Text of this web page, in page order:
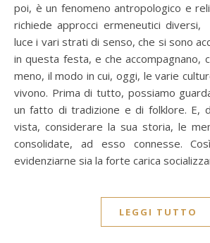
poi, è un fenomeno antropologico e
richiede approcci ermeneutici
luce i vari strati di senso, che si sono
in questa festa, e che accompagnano,
meno, il modo in cui, oggi, le varie
vivono. Prima di tutto, possiamo
un fatto di tradizione e di folklore. E,
vista, considerare la sua storia, le
consolidate, ad esso connesse.
evidenziarne sia la forte carica
LEGGI TUTTO